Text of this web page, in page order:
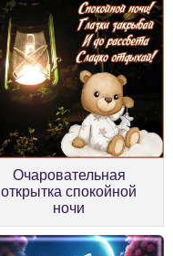
Очаровательная
открытка спокойной
ночи